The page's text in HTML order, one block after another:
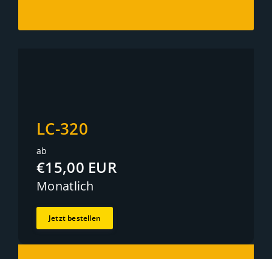
LC-320
ab
€15,00 EUR
Monatlich
Jetzt bestellen